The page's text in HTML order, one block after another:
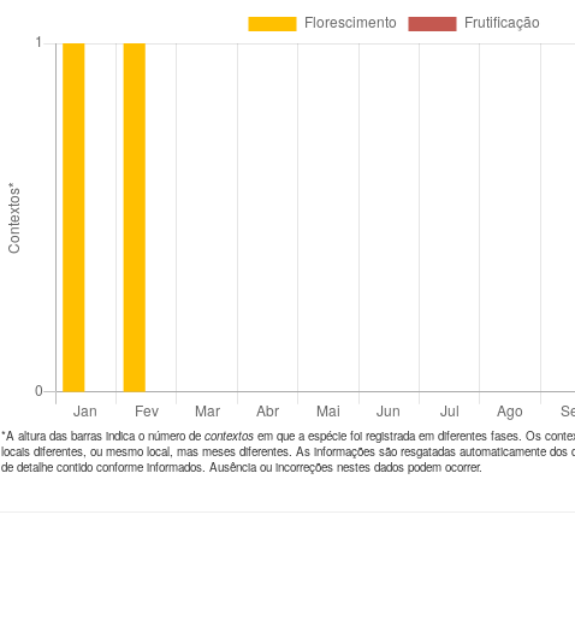
*A altura das barras indica o número de contextos em que a espécie foi registrada em diferentes fases. Os
locais diferentes, ou mesmo local, mas meses diferentes. As informações são resgatadas automaticamente dos
de detalhe contido conforme informados. Ausência ou incorreções nestes dados podem ocorrer.